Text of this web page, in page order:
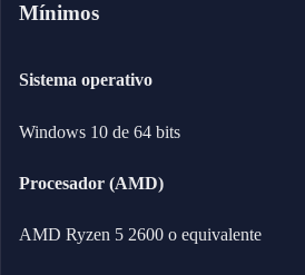
Mínimos
Sistema operativo
Windows 10 de 64 bits
Procesador (AMD)
AMD Ryzen 5 2600 o equivalente